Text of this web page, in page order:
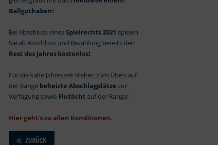
Ballguthaben!
Bei Abschluss einesSpielrechts 2021 spielen
Sie ab Abschluss und Bezahlung bereits den
Rest des Jahres kostenlos!
Für die kalte Jahreszeit stehen zum Üben auf
der Range beheizte Abschlagplätze zur
Verfügung sowie Flutlicht auf der Range!
Hier geht's zu allen Konditionen.
ZURÜCK